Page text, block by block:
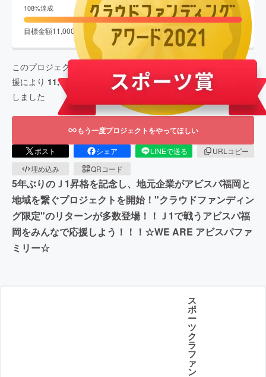
108%達成 終了
目標金額11,000,000 円 支援者数
このプロジェクトは、
援により 11,989,112 円の資金を集め、2021/05/23に募集を終了
しました
もう一度プロジェクトをやってほしい
ポスト シェア LINEで送る
URLコピー
埋め込み
QRコード
5年ぶりのＪ1昇格を記念し、地元企業がアビスパ福岡と
地域を繋ぐプロジェクトを開始！"クラウドファンディン
グ限定"のリターンが多数登場！！Ｊ1で戦うアビスパ福
岡をみんなで応援しよう！！！☆WE ARE アビスパファ
ミリー☆
ス
ポ
ー
ツ
ク
ラ
フ
ァ
ン